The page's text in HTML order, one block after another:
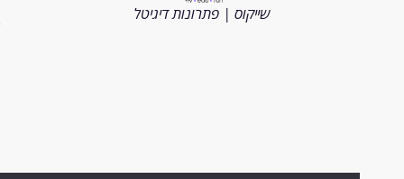
שייקוס | פתרונות דיגיטל
שמורות